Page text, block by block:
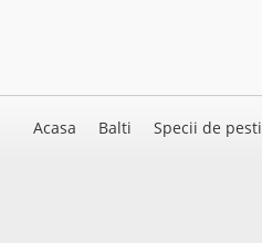
Acasa Balti Specii de pesti